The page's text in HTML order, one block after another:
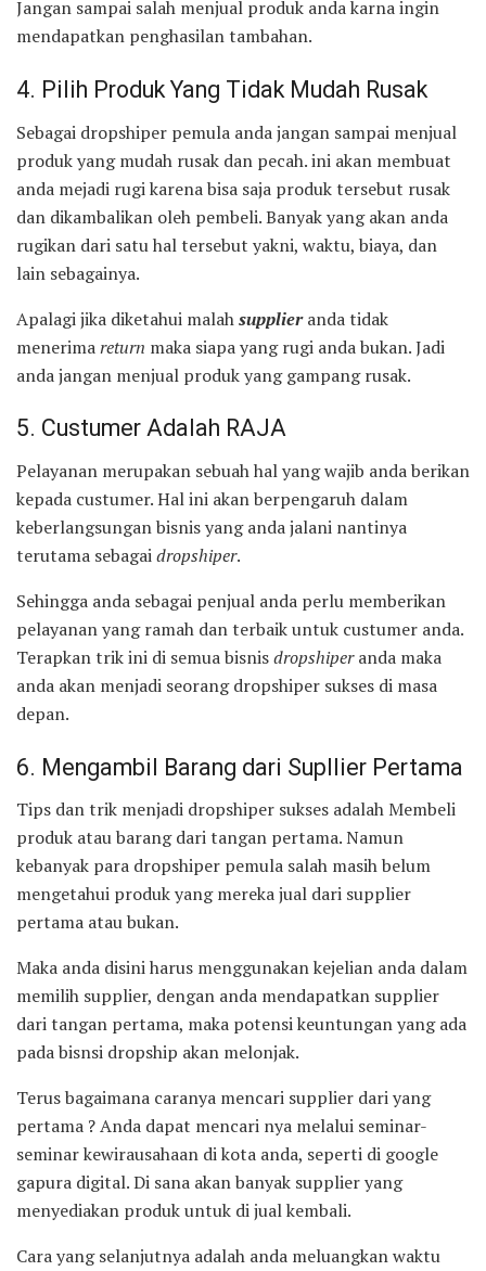
Jangan sampai salah menjual produk anda karna ingin
mendapatkan penghasilan tambahan.
4. Pilih Produk Yang Tidak Mudah Rusak
Sebagai dropshiper pemula anda jangan sampai menjual
produk yang mudah rusak dan pecah. ini akan membuat
anda mejadi rugi karena bisa saja produk tersebut rusak
dan dikambalikan oleh pembeli. Banyak yang akan anda
rugikan dari satu hal tersebut yakni, waktu, biaya, dan
lain sebagainya.
Apalagi jika diketahui malahsupplieranda tidak
menerimareturn maka siapa yang rugi anda bukan. Jadi
anda jangan menjual produk yang gampang rusak.
5. Custumer Adalah RAJA
Pelayanan merupakan sebuah hal yang wajib anda berikan
kepada custumer. Hal ini akan berpengaruh dalam
keberlangsungan bisnis yang anda jalani nantinya
terutama sebagaidropshiper.
Sehingga anda sebagai penjual anda perlu memberikan
pelayanan yang ramah dan terbaik untuk custumer anda.
Terapkan trik ini di semua bisnisdropshiperanda maka
anda akan menjadi seorang dropshiper sukses di masa
depan.
6. Mengambil Barang dari Supllier Pertama
Tips dan trik menjadi dropshiper sukses adalah Membeli
produk atau barang dari tangan pertama. Namun
kebanyak para dropshiper pemula salah masih belum
mengetahui produk yang mereka jual dari supplier
pertama atau bukan.
Maka anda disini harus menggunakan kejelian anda dalam
memilih supplier, dengan anda mendapatkan supplier
dari tangan pertama, maka potensi keuntungan yang ada
pada bisnsi dropship akan melonjak.
Terus bagaimana caranya mencari supplier dari yang
pertama ? Anda dapat mencari nya melalui seminar-
seminar kewirausahaan di kota anda, seperti di google
gapura digital. Di sana akan banyak supplier yang
menyediakan produk untuk di jual kembali.
Cara yang selanjutnya adalah anda meluangkan waktu